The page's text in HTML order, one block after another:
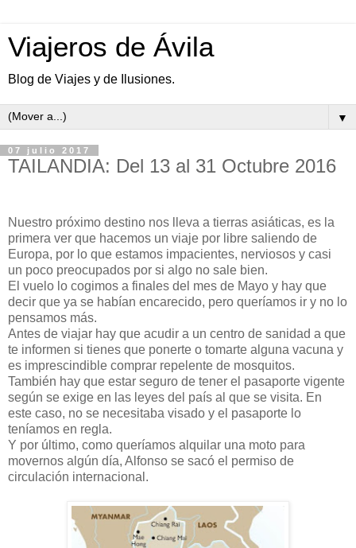
Viajeros de Ávila
Blog de Viajes y de Ilusiones.
▼
07 julio 2017
TAILANDIA: Del 13 al 31 Octubre 2016
Nuestro próximo destino nos lleva a tierras asiáticas, es la
primera ver que hacemos un viaje por libre saliendo de
Europa, por lo que estamos impacientes, nerviosos y casi
un poco preocupados por si algo no sale bien.
El vuelo lo cogimos a finales del mes de Mayo y hay que
decir que ya se habían encarecido, pero queríamos ir y no lo
pensamos más.
Antes de viajar hay que acudir a un centro de sanidad a que
te informen si tienes que ponerte o tomarte alguna vacuna y
es imprescindible comprar repelente de mosquitos.
También hay que estar seguro de tener el pasaporte vigente
según se exige en las leyes del país al que se visita. En
este caso, no se necesitaba visado y el pasaporte lo
teníamos en regla.
Y por último, como queríamos alquilar una moto para
movernos algún día, Alfonso se sacó el permiso de
circulación internacional.